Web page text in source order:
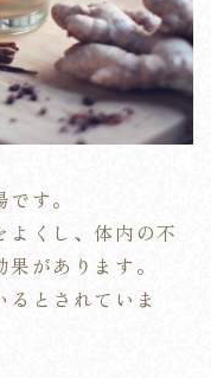
す。
くし、体内の不
があります。
とされていま